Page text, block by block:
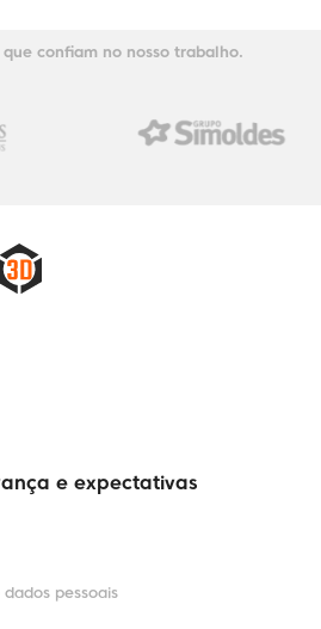
que confiam no nosso trabalho.
e expectativas
pessoais